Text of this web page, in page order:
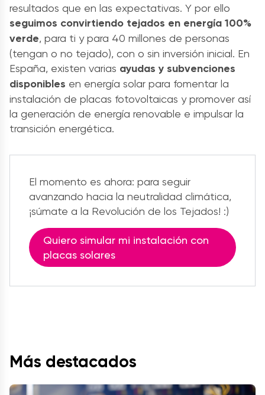
resultados que en las expectativas. Y por ello
seguimos convirtiendo tejados en energía 100%
verde, para ti y para 40 millones de personas
(tengan o no tejado), con o sin inversión inicial. En
España, existen varias ayudas y subvenciones
disponibles en energía solar para fomentar la
instalación de placas fotovoltaicas y promover así
la generación de energía renovable e impulsar la
transición energética.
El momento es ahora: para seguir
avanzando hacia la neutralidad climática,
¡súmate a la Revolución de los Tejados! :)
Quiero simular mi instalación con
placas solares
Más destacados